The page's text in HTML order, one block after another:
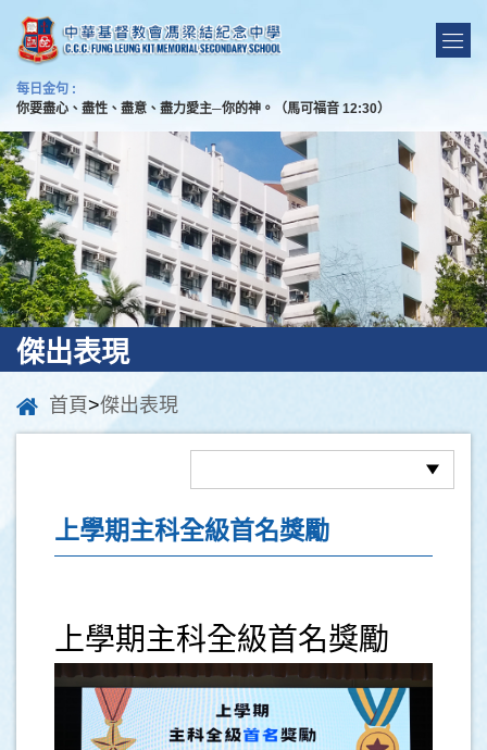
每日金句 :
你要盡心、盡性、盡意、盡力愛主─你的神。（馬可福音 12:30）
傑出表現
首頁>傑出表現
上學期主科全級首名獎勵
上學期主科全級首名獎勵